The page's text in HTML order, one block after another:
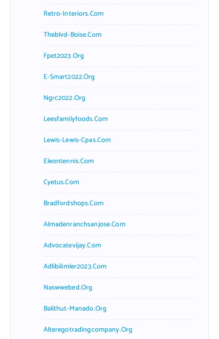
Retro-Interiors.com
Theblvd-Boise.com
Fpet2023.org
E-Smart2022.org
Ngrc2022.org
Leesfamilyfoods.com
Lewis-Lewis-Cpas.com
Eleontennis.com
Cyetus.com
Bradfordshops.com
Almadenranchsanjose.com
Advocatevijay.com
Adlibilimler2023.com
Naswwebed.org
Balithut-Manado.org
Alteregotradingcompany.org